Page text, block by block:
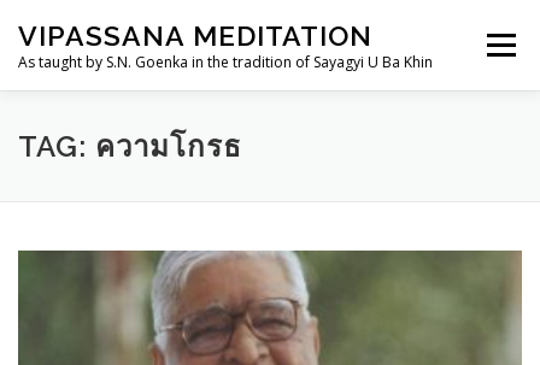
content
VIPASSANA MEDITATION
As taught by S.N. Goenka in the tradition of Sayagyi U Ba Khin
Menu
THAILANDDHAMMA.ORG
ศูนย์ฯ/สถานที่
TAG: ความโกรธ